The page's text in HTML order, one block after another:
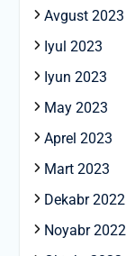
Avgust 2023
Iyul 2023
Iyun 2023
May 2023
Aprel 2023
Mart 2023
Dekabr 2022
Noyabr 2022